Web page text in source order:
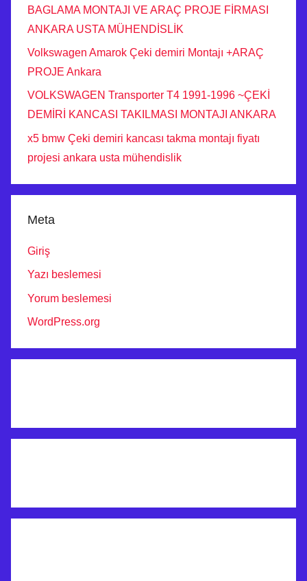
BAGLAMA MONTAJI VE ARAÇ PROJE FİRMASI
ANKARA USTA MÜHENDİSLİK
Volkswagen Amarok Çeki demiri Montajı +ARAÇ
PROJE Ankara
VOLKSWAGEN Transporter T4 1991-1996 ~ÇEKİ
DEMİRİ KANCASI TAKILMASI MONTAJI ANKARA
x5 bmw Çeki demiri kancası takma montajı fiyatı
projesi ankara usta mühendislik
Meta
Giriş
Yazı beslemesi
Yorum beslemesi
WordPress.org